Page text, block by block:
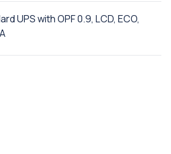
UPS with OPF 0.9, LCD, ECO,